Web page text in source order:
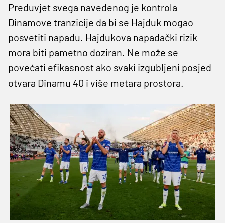
Preduvjet svega navedenog je kontrola
Dinamove tranzicije da bi se Hajduk mogao
posvetiti napadu. Hajdukova napadački rizik
mora biti pametno doziran. Ne može se
povećati efikasnost ako svaki izgubljeni posjed
otvara Dinamu 40 i više metara prostora.